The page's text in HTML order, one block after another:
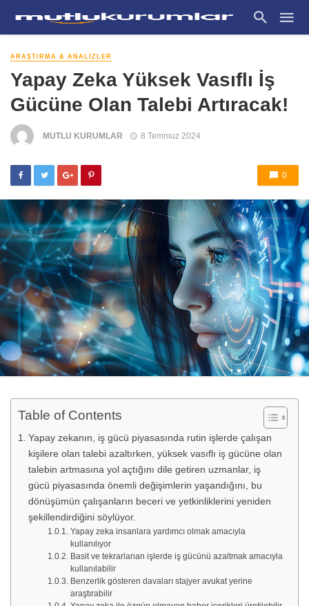
ARAŞTIRMA & ANALIZLER
Yapay Zeka Yüksek Vasıflı İş
Gücüne Olan Talebi Artıracak!
MUTLU KURUMLAR 8 Temmuz 2024
0
Table of Contents
Yapay zekanın, iş gücü piyasasında rutin işlerde çalışan
kişilere olan talebi azaltırken, yüksek vasıflı iş gücüne olan
talebin artmasına yol açtığını dile getiren uzmanlar, iş
gücü piyasasında önemli değişimlerin yaşandığını, bu
dönüşümün çalışanların beceri ve yetkinliklerini yeniden
şekillendirdiğini söylüyor.
Yapay zeka insanlara yardımcı olmak amacıyla
kullanılıyor
Basit ve tekrarlanan işlerde iş gücünü azaltmak amacıyla
kullanılabilir
Benzerlik gösteren davaları stajyer avukat yerine
araştırabilir